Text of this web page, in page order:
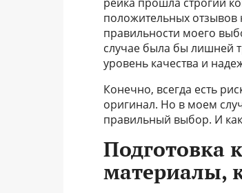
положительных
правильности моего
случае была бы лишней
уровень качества и
Конечно, всегда есть
оригинал. Но в моем
правильный выбор. И
Подготовка
материалы,